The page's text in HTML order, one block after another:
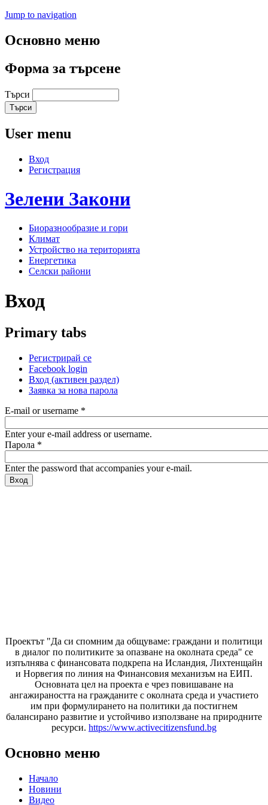
Jump to navigation
Основно меню
Форма за търсене
Търси
User menu
Вход
Регистрация
Зелени Закони
Биоразнообразие и гори
Климат
Устройство на територията
Енергетика
Селски райони
Вход
Primary tabs
Регистрирай се
Facebook login
Вход (активен раздел)
Заявка за нова парола
E-mail or username *
Enter your e-mail address or username.
Парола *
Enter the password that accompanies your e-mail.
Проектът "Да си спомним да общуваме: граждани и политици
в диалог по политиките за опазване на околната среда" се
изпълнява с финансовата подкрепа на Исландия, Лихтенщайн
и Норвегия по линия на Финансовия механизъм на ЕИП.
Основната цел на проекта е чрез повишаване на
ангажираността на гражданите с околната среда и участието
им при формулирането на политики да постигнем
балансирано развитие и устойчиво използване на природните
ресурси. https://www.activecitizensfund.bg
Основно меню
Начало
Новини
Видео